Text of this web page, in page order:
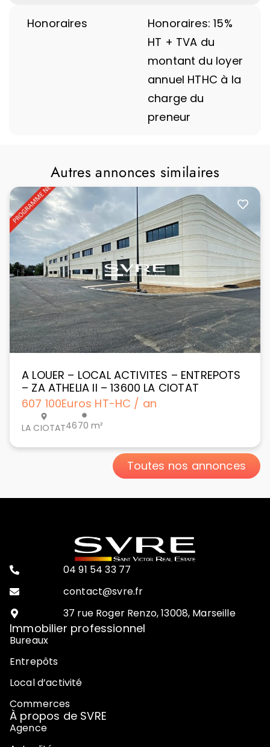
Honoraires
Honoraires: 15%
HT + TVA du
montant du loyer
annuel HTHC à la
charge du
preneur
Autres annonces similaires
A LOUER – LOCAL ACTIVITES – ENTREPOTS
– ZA ATHELIA II – 13600 LA CIOTAT
607 100Euros HT-HC / an
LA CIOTAT4670 m²
Toutes nos annonces
04 91 54 33 77
contact@svre.fr
37 rue Roger Renzo, 13008, Marseille
Immobilier professionnel
Bureaux
Entrepôts
Local d’activité
Commerces
À propos de SVRE
Agence